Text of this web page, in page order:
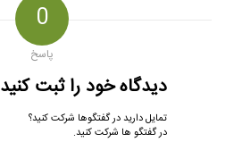
0
پاسخ
دیدگاه خود را ثبت کنید
تمایل دارید در گفتگوها شرکت کنید؟
در گفتگو ها شرکت کنید.